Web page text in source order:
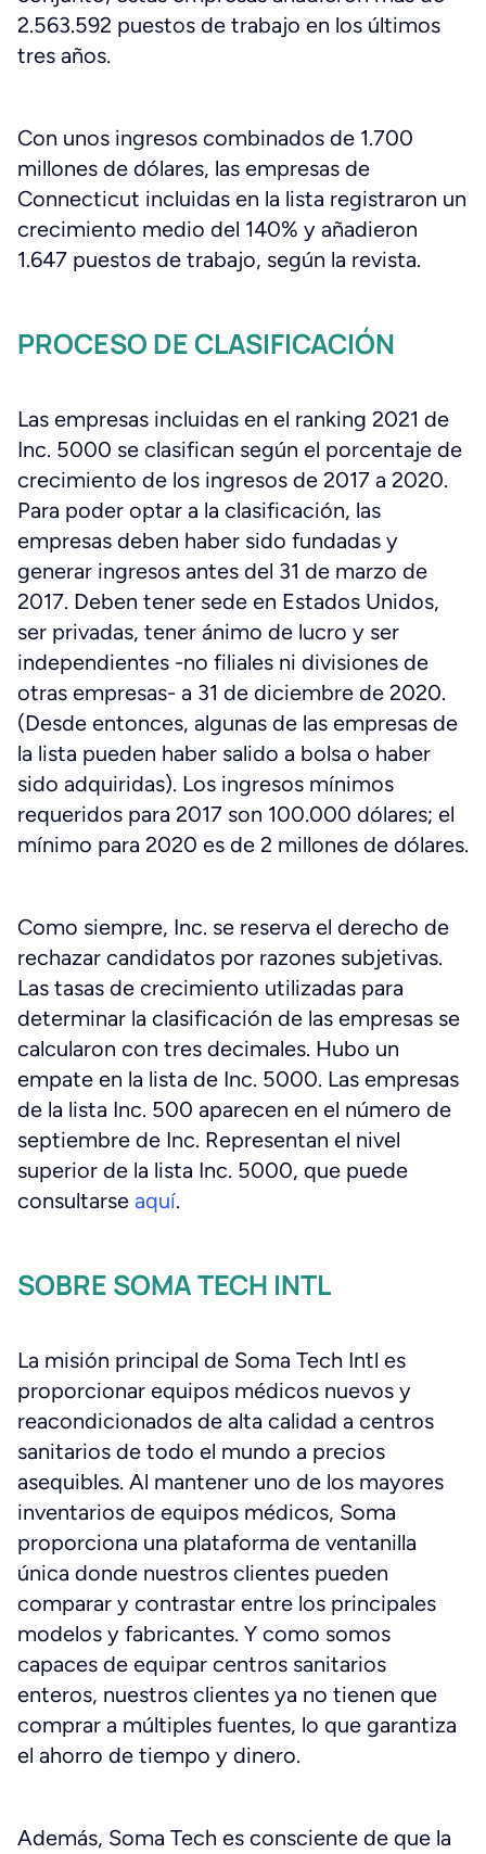
2.563.592 puestos de trabajo en los últimos
tres años.
Con unos ingresos combinados de 1.700
millones de dólares, las empresas de
Connecticut incluidas en la lista registraron un
crecimiento medio del 140% y añadieron
1.647 puestos de trabajo, según la revista.
PROCESO DE CLASIFICACIÓN
Las empresas incluidas en el ranking 2021 de
Inc. 5000 se clasifican según el porcentaje de
crecimiento de los ingresos de 2017 a 2020.
Para poder optar a la clasificación, las
empresas deben haber sido fundadas y
generar ingresos antes del 31 de marzo de
2017. Deben tener sede en Estados Unidos,
ser privadas, tener ánimo de lucro y ser
independientes -no filiales ni divisiones de
otras empresas- a 31 de diciembre de 2020.
(Desde entonces, algunas de las empresas de
la lista pueden haber salido a bolsa o haber
sido adquiridas). Los ingresos mínimos
requeridos para 2017 son 100.000 dólares; el
mínimo para 2020 es de 2 millones de dólares.
Como siempre, Inc. se reserva el derecho de
rechazar candidatos por razones subjetivas.
Las tasas de crecimiento utilizadas para
determinar la clasificación de las empresas se
calcularon con tres decimales. Hubo un
empate en la lista de Inc. 5000. Las empresas
de la lista Inc. 500 aparecen en el número de
septiembre de Inc. Representan el nivel
superior de la lista Inc. 5000, que puede
consultarse aquí.
SOBRE SOMA TECH INTL
La misión principal de Soma Tech Intl es
proporcionar equipos médicos nuevos y
reacondicionados de alta calidad a centros
sanitarios de todo el mundo a precios
asequibles. Al mantener uno de los mayores
inventarios de equipos médicos, Soma
proporciona una plataforma de ventanilla
única donde nuestros clientes pueden
comparar y contrastar entre los principales
modelos y fabricantes. Y como somos
capaces de equipar centros sanitarios
enteros, nuestros clientes ya no tienen que
comprar a múltiples fuentes, lo que garantiza
el ahorro de tiempo y dinero.
Además, Soma Tech es consciente de que la